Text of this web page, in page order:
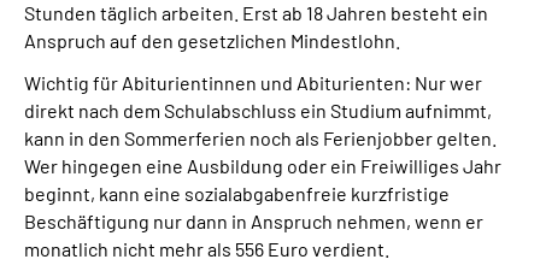
Stunden täglich arbeiten. Erst ab 18 Jahren besteht ein
Anspruch auf den gesetzlichen Mindestlohn.
Wichtig für Abiturientinnen und Abiturienten: Nur wer
direkt nach dem Schulabschluss ein Studium aufnimmt,
kann in den Sommerferien noch als Ferienjobber gelten.
Wer hingegen eine Ausbildung oder ein Freiwilliges Jahr
beginnt, kann eine sozialabgabenfreie kurzfristige
Beschäftigung nur dann in Anspruch nehmen, wenn er
monatlich nicht mehr als 556 Euro verdient.